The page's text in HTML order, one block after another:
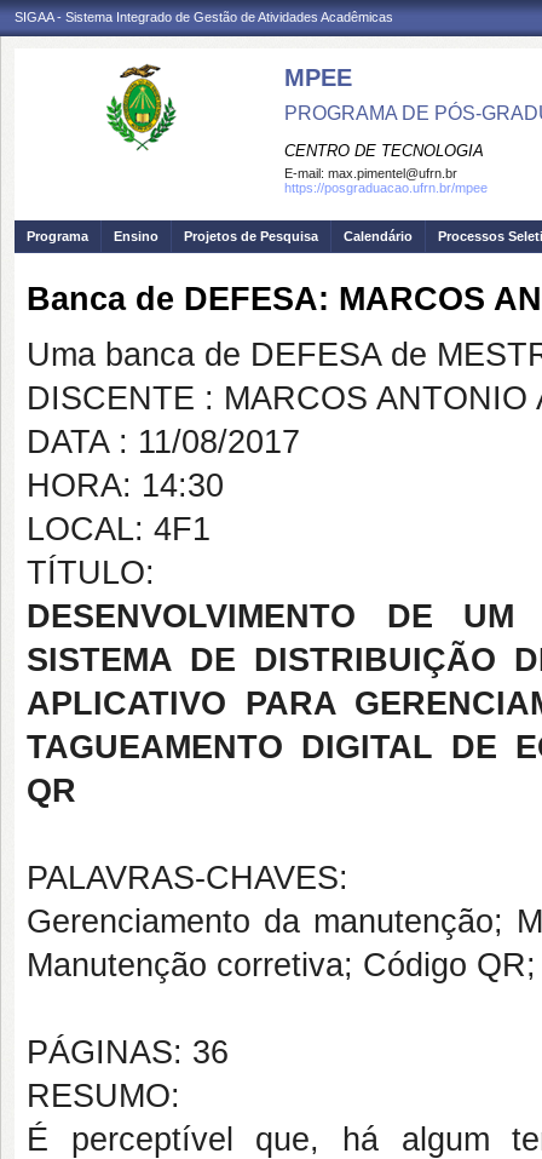
SIGAA - Sistema Integrado de Gestão de Atividades Acadêmicas
MPEE
PROGRAMA DE PÓS-
CENTRO DE TECNOLOGIA
E-mail: max.pimentel@ufrn.br
https://posgraduacao.ufrn.br/mpee
Programa Ensino Projetos de Pesquisa Calendário Processos
Banca de DEFESA: MARCOS
Uma banca de DEFESA de
DISCENTE : MARCOS ANTONIO
DATA : 11/08/2017
HORA: 14:30
LOCAL: 4F1
TÍTULO:
DESENVOLVIMENTO DE
SISTEMA DE DISTRIBUIÇÃO
APLICATIVO PARA
TAGUEAMENTO DIGITAL DE
QR
PALAVRAS-CHAVES:
Gerenciamento da manutenção;
Manutenção corretiva; Código
PÁGINAS: 36
RESUMO:
É perceptível que, há algum